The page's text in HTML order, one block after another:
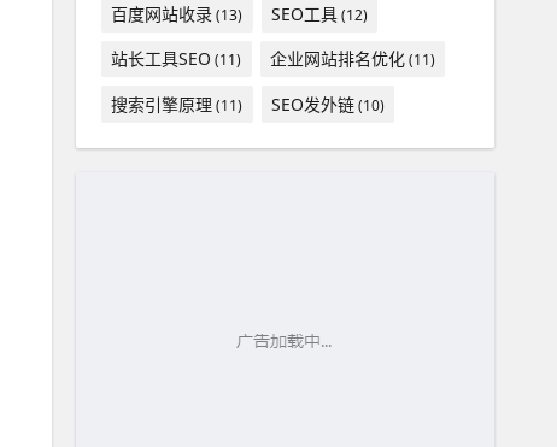
百度网站收录(13) SEO工具(12)
站长工具SEO (11) 企业网站排名优化(11)
搜索引擎原理 (11) SEO发外链(10)